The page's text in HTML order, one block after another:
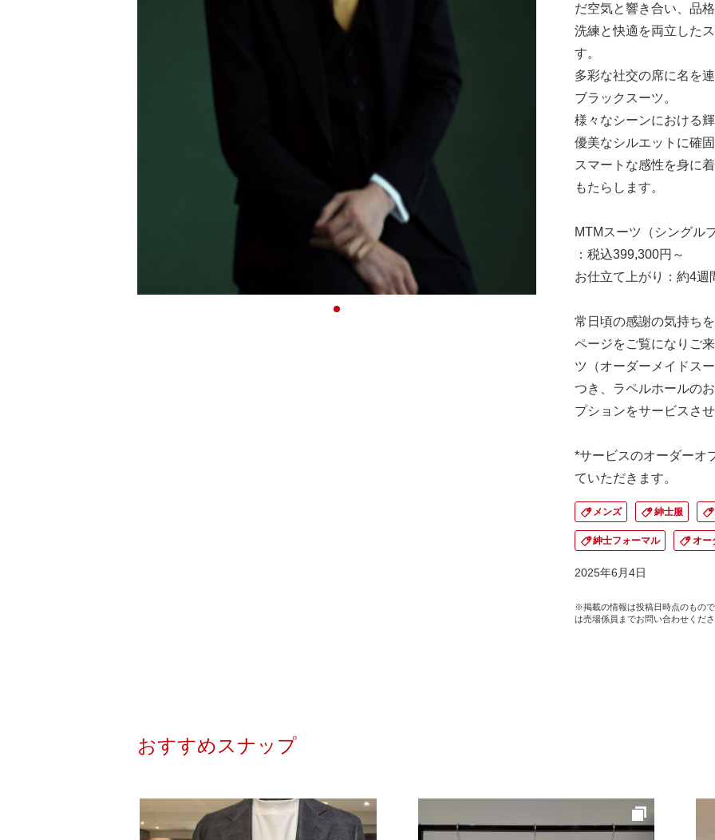
だ空気と響き合い、品
洗練と快適を両立した
す。​
多彩な社交の席に名を
ブラックスーツ。​
様々なシーンにおける
優美なシルエットに確
スマートな感性を身に
もたらします。​
MTMスーツ（シングル
：税込399,300円​～
お仕立て上がり：約4週
常日頃の感謝の気持ち
ページをご覧になりご
ツ（オーダーメイドス
つき、ラペルホールの
プションを​サービスさ
*サービスのオーダーオ
ていただきます。
メンズ 紳士服
紳士フォーマル オー
2025年6月4日
※掲載の情報は投稿日時点のもの
は売場係員までお問い合わせくだ
おすすめスナップ